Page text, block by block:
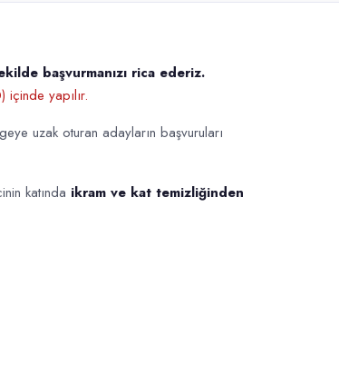
rica ederiz. Başvurulara dönüş hafta içi mesai
başvurmanızı rica ederiz.
yapılır.
uzak oturan adayların başvuruları
katında ikram ve kat temizliğinden